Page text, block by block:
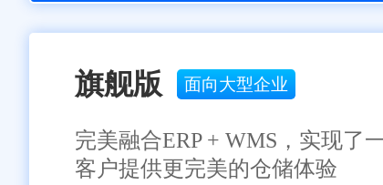
旗舰版 面向大型企业
完美融合ERP + WMS，实现了
客户提供更完美的仓储体验